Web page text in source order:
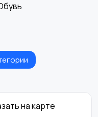
и юбки
на карте